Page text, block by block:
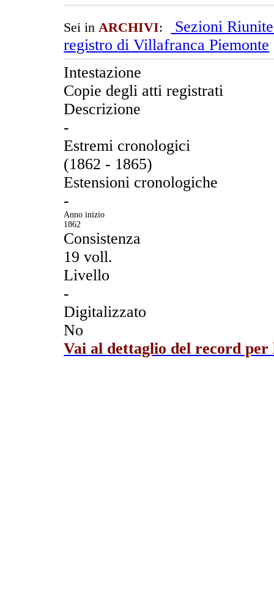
Sei inARCHIVI:
Sezioni
registro di Villafranca Piemonte
Intestazione
Copie degli atti registrati
Descrizione
-
Estremi cronologici
(1862 - 1865)
Estensioni cronologiche
-
Anno inizio
1862
Consistenza
19 voll.
Livello
-
Digitalizzato
No
Vai al dettaglio del record per